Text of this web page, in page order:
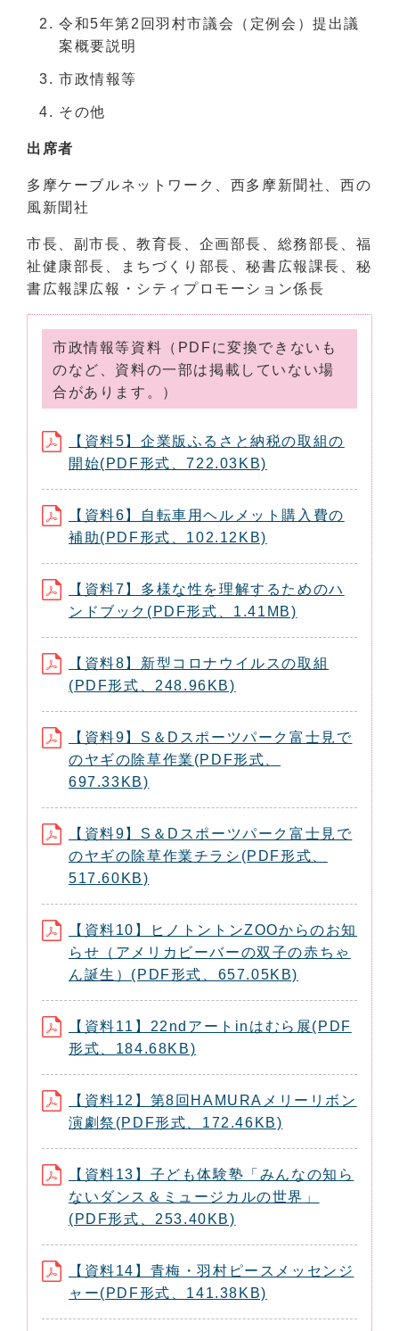
令和5年第2回羽村市議会（定例会）提出議
案概要説明
市政情報等
その他
出席者
多摩ケーブルネットワーク、西多摩新聞社、西の
風新聞社
市長、副市長、教育長、企画部長、総務部長、福
祉健康部長、まちづくり部長、秘書広報課長、秘
書広報課広報・シティプロモーション係長
市政情報等資料（PDFに変換できないも
のなど、資料の一部は掲載していない場
合があります。）
【資料5】企業版ふるさと納税の取組の
開始(PDF形式、722.03KB)
【資料6】自転車用ヘルメット購入費の
補助(PDF形式、102.12KB)
【資料7】多様な性を理解するためのハ
ンドブック(PDF形式、1.41MB)
【資料8】新型コロナウイルスの取組
(PDF形式、248.96KB)
【資料9】S＆Dスポーツパーク富士見で
のヤギの除草作業(PDF形式、
697.33KB)
【資料9】S＆Dスポーツパーク富士見で
のヤギの除草作業チラシ(PDF形式、
517.60KB)
【資料10】ヒノトントンZOOからのお知
らせ（アメリカビーバーの双子の赤ちゃ
ん誕生）(PDF形式、657.05KB)
【資料11】22ndアートinはむら展(PDF
形式、184.68KB)
【資料12】第8回HAMURAメリーリボン
演劇祭(PDF形式、172.46KB)
【資料13】子ども体験塾「みんなの知ら
ないダンス＆ミュージカルの世界」
(PDF形式、253.40KB)
【資料14】青梅・羽村ピースメッセンジ
ャー(PDF形式、141.38KB)